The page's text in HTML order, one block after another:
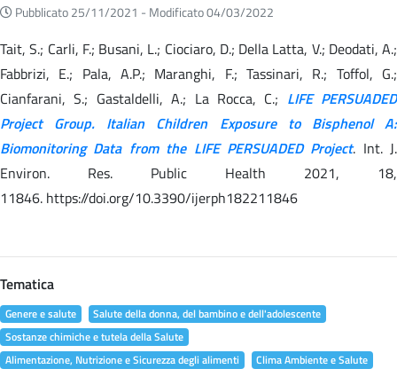
Pubblicato 25/11/2021 - Modificato 04/03/2022
Tait, S.; Carli, F.; Busani, L.; Ciociaro, D.; Della Latta, V.; Deodati, A.;
Fabbrizi, E.; Pala, A.P.; Maranghi, F.; Tassinari, R.; Toffol, G.;
Cianfarani, S.; Gastaldelli, A.; La Rocca, C.; LIFE PERSUADED
Project Group. Italian Children Exposure to Bisphenol A:
Biomonitoring Data from the LIFE PERSUADED Project. Int. J.
Environ. Res. Public Health 2021, 18,
11846. https://doi.org/10.3390/ijerph182211846
Tematica
Genere e salute
Salute della donna, del bambino e dell'adolescente
Sostanze chimiche e tutela della Salute
Alimentazione, Nutrizione e Sicurezza degli alimenti
Clima Ambiente e Salute